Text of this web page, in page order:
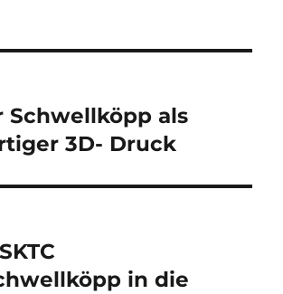
Schwellköpp als
3D- Druck
in die